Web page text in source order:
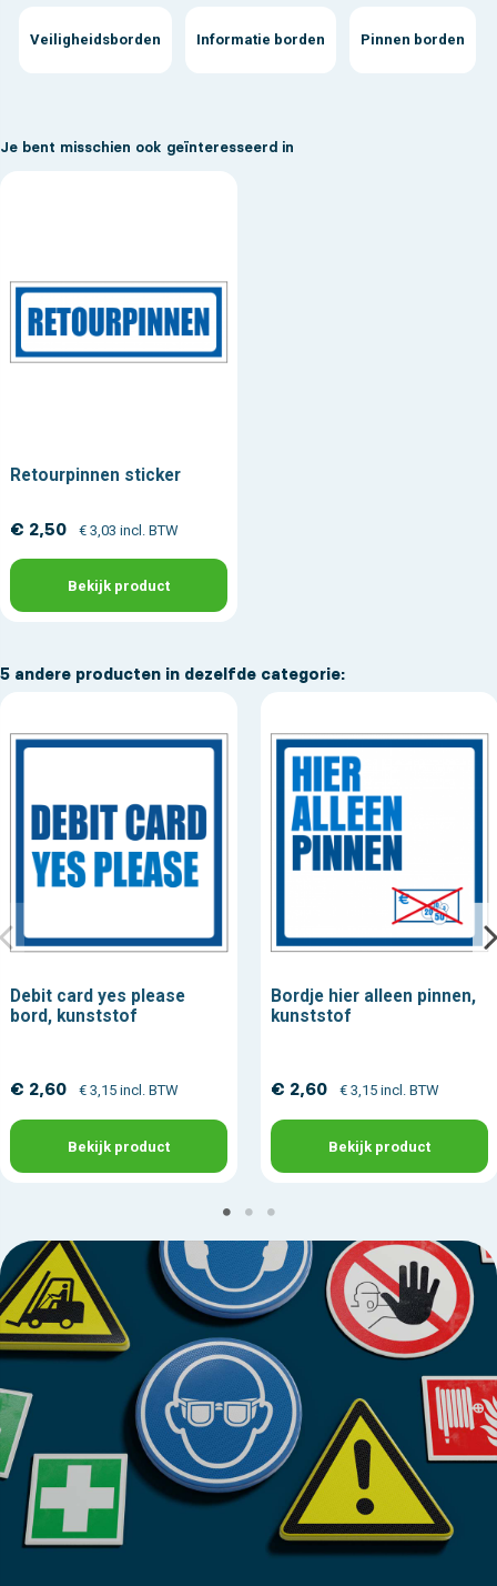
Veiligheidsborden Informatie borden Pinnen borden
Je bent misschien ook geïnteresseerd in
Retourpinnen sticker
€ 2,50 € 3,03 incl. BTW
Bekijk product
5 andere producten in dezelfde categorie:
Debit card yes please
bord, kunststof
€ 2,60 € 3,15 incl. BTW
Bekijk product
Bordje hier alleen pinnen,
kunststof
€ 2,60 € 3,15 incl. BTW
Bekijk product